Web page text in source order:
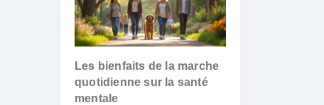
Les bienfaits de la marche
quotidienne sur la santé
mentale